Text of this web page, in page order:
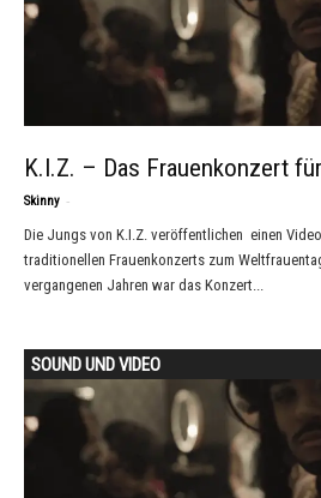
K.I.Z. – Das Frauenkonzert
Skinny -
Die Jungs von K.I.Z. veröffentlichen einen
traditionellen Frauenkonzerts zum
vergangenen Jahren war das Konzert...
SOUND UND VIDEO